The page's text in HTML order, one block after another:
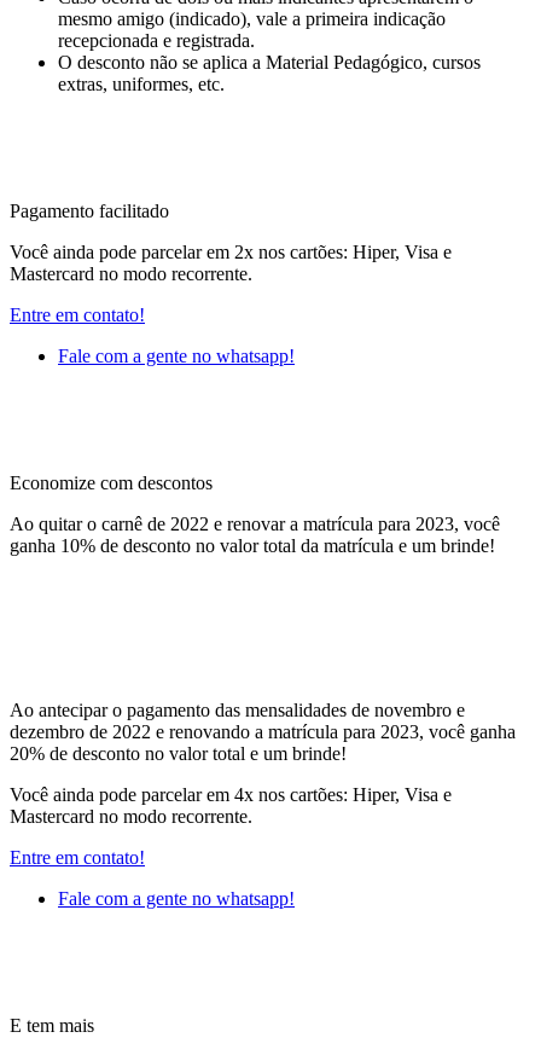
mesmo amigo (indicado), vale a primeira indicação
recepcionada e registrada.
O desconto não se aplica a Material Pedagógico, cursos
extras, uniformes, etc.
Pagamento facilitado
Você ainda pode parcelar em 2x nos cartões: Hiper, Visa e
Mastercard no modo recorrente.
Entre em contato!
Fale com a gente no whatsapp!
Economize com descontos
Ao quitar o carnê de 2022 e renovar a matrícula para 2023, você
ganha 10% de desconto no valor total da matrícula e um brinde!
Ao antecipar o pagamento das mensalidades de novembro e
dezembro de 2022 e renovando a matrícula para 2023, você ganha
20% de desconto no valor total e um brinde!
Você ainda pode parcelar em 4x nos cartões: Hiper, Visa e
Mastercard no modo recorrente.
Entre em contato!
Fale com a gente no whatsapp!
E tem mais